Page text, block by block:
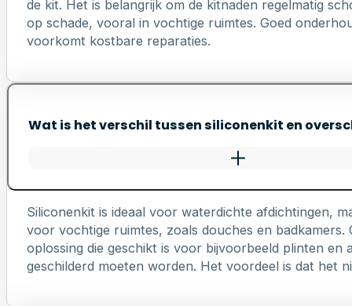
de kit. Het is belangrijk om de kitnaden regelmatig
op schade, vooral in vochtige ruimtes. Goed
voorkomt kostbare reparaties.
Wat is het verschil tussen siliconenkit en
Siliconenkit is ideaal voor waterdichte afdichtingen,
voor vochtige ruimtes, zoals douches en badkamers.
oplossing die geschikt is voor bijvoorbeeld plinten en
geschilderd moeten worden. Het voordeel is dat het